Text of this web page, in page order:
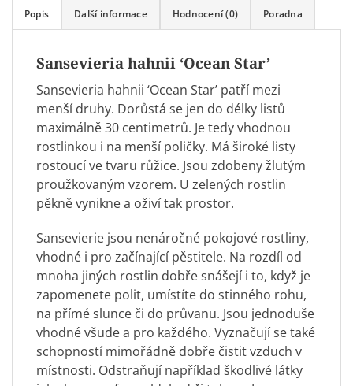
Popis Další informace Hodnocení (0) Poradna
Sansevieria hahnii ‘Ocean Star’
Sansevieria hahnii ‘Ocean Star’ patří mezi
menší druhy. Dorůstá se jen do délky listů
maximálně 30 centimetrů. Je tedy vhodnou
rostlinkou i na menší poličky. Má široké listy
rostoucí ve tvaru růžice. Jsou zdobeny žlutým
proužkovaným vzorem. U zelených rostlin
pěkně vynikne a oživí tak prostor.
Sansevierie jsou nenáročné pokojové rostliny,
vhodné i pro začínající pěstitele. Na rozdíl od
mnoha jiných rostlin dobře snášejí i to, když je
zapomenete polit, umístíte do stinného rohu,
na přímé slunce či do průvanu. Jsou jednoduše
vhodné všude a pro každého. Vyznačují se také
schopností mimořádně dobře čistit vzduch v
místnosti. Odstraňují například škodlivé látky